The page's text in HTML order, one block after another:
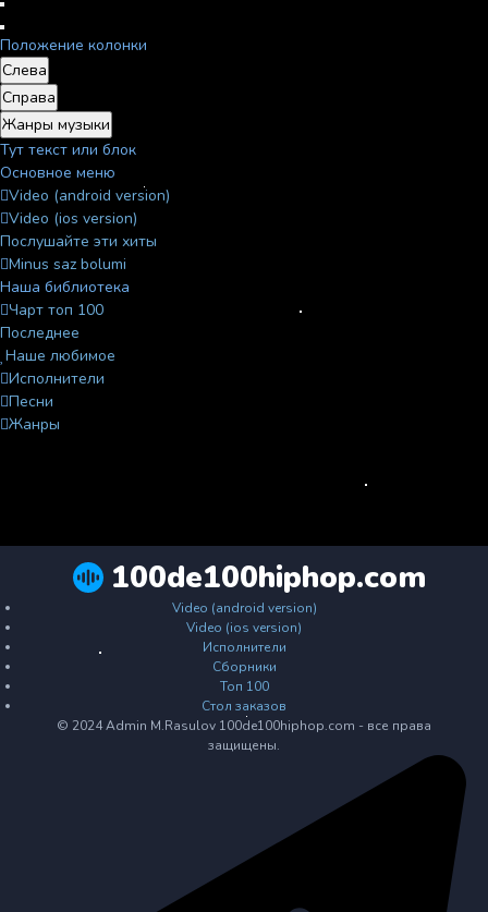
Положение колонки
Слева
Справа
Жанры музыки
Тут текст или блок
Основное меню
Video (android version)
Video (ios version)
Послушайте эти хиты
Minus saz bolumi
Наша библиотека
Чарт топ 100
Последнее
Наше любимое
Исполнители
Песни
Жанры
100de100hiphop.com
Video (android version)
Video (ios version)
Исполнители
Сборники
Топ 100
Стол заказов
© 2024 Admin M.Rasulov 100de100hiphop.com - все права
защищены.